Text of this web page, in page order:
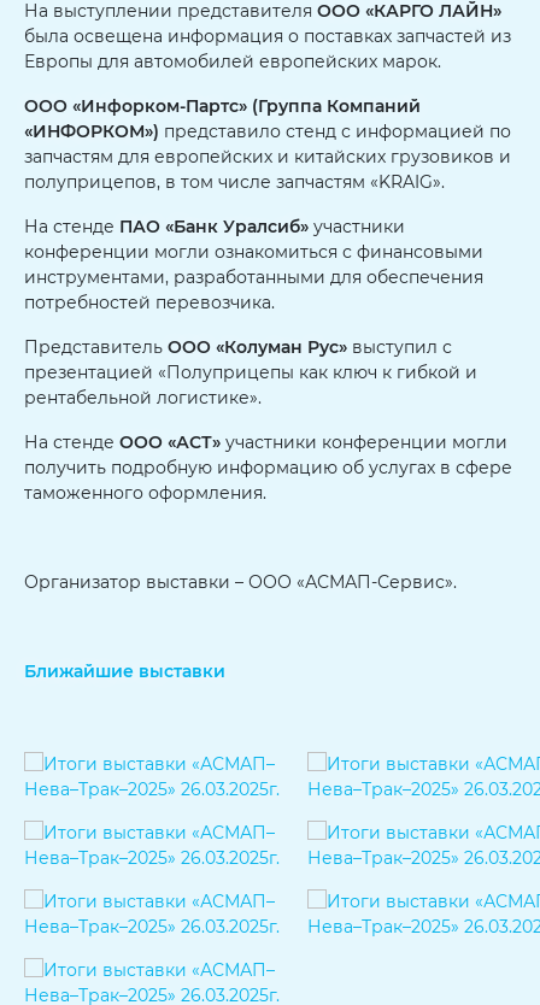
На выступлении представителя ООО «КАРГО ЛАЙН»
была освещена информация о поставках запчастей из
Европы для автомобилей европейских марок.
ООО «Инфорком-Партс» (Группа Компаний
«ИНФОРКОМ») представило стенд с информацией по
запчастям для европейских и китайских грузовиков и
полуприцепов, в том числе запчастям «KRAIG».
На стенде ПАО «Банк Уралсиб» участники
конференции могли ознакомиться с финансовыми
инструментами, разработанными для обеспечения
потребностей перевозчика.
Представитель ООО «Колуман Рус» выступил с
презентацией «Полуприцепы как ключ к гибкой и
рентабельной логистике».
На стенде ООО «АСТ» участники конференции могли
получить подробную информацию об услугах в сфере
таможенного оформления.
Организатор выставки – ООО «АСМАП-Сервис».
Ближайшие выставки